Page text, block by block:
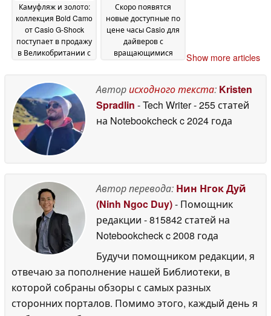
Камуфляж и золото:
коллекция Bold Camo
от Casio G-Shock
поступает в продажу
в Великобритании с
моделями 29 June 2026
Скоро появятся
новые доступные по
цене часы Casio для
дайверов с
вращающимися
Show more articles
Авторисходного текста: Kristen
Spradlin - Tech Writer- 255 статей
на Notebookcheckc 2024 года
Автор перевода: Нин Нгок Дуй
(Ninh Ngoc Duy)- Помощник
редакции - 815842 статей на
Notebookcheckc 2008 года
Будучи помощником редакции, я
отвечаю за пополнение нашей Библиотеки, в
которой собраны обзоры с самых разных
сторонних порталов. Помимо этого, каждый день я